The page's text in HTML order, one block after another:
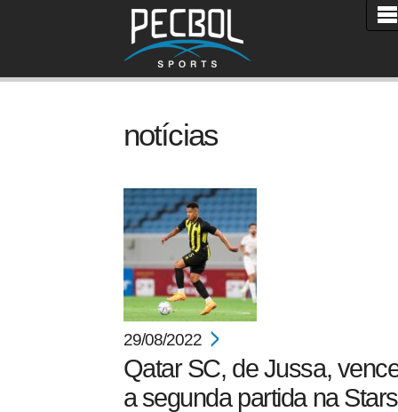
notícias
29/08/2022
Qatar SC, de Jussa,
a segunda partida na Stars